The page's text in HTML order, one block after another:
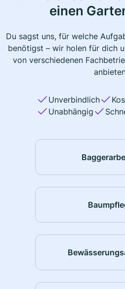
einen
Du sagst uns, für welche
benötigst – wir holen für dich
von verschiedenen
Unverbindlich
Unabhängig